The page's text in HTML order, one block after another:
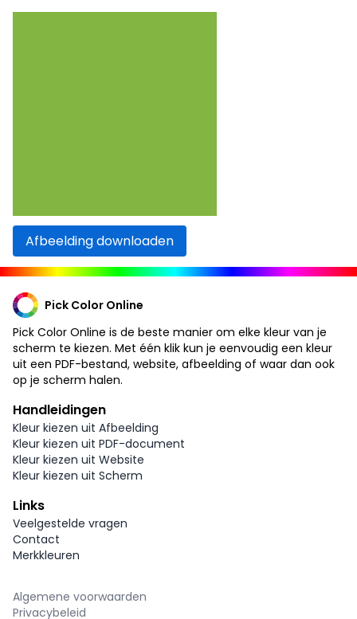
Afbeelding downloaden
Pick Color Online
Pick Color Online is de beste manier om elke kleur van je
scherm te kiezen. Met één klik kun je eenvoudig een kleur
uit een PDF-bestand, website, afbeelding of waar dan ook
op je scherm halen.
Handleidingen
Kleur kiezen uit Afbeelding
Kleur kiezen uit PDF-document
Kleur kiezen uit Website
Kleur kiezen uit Scherm
Links
Veelgestelde vragen
Contact
Merkkleuren
Algemene voorwaarden
Privacybeleid